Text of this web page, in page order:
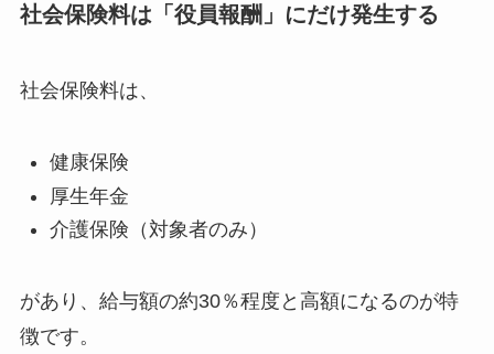
社会保険料は「役員報酬」にだけ発生する
社会保険料は、
健康保険
厚生年金
介護保険（対象者のみ）
があり、給与額の約30％程度と高額になるのが特
徴です。